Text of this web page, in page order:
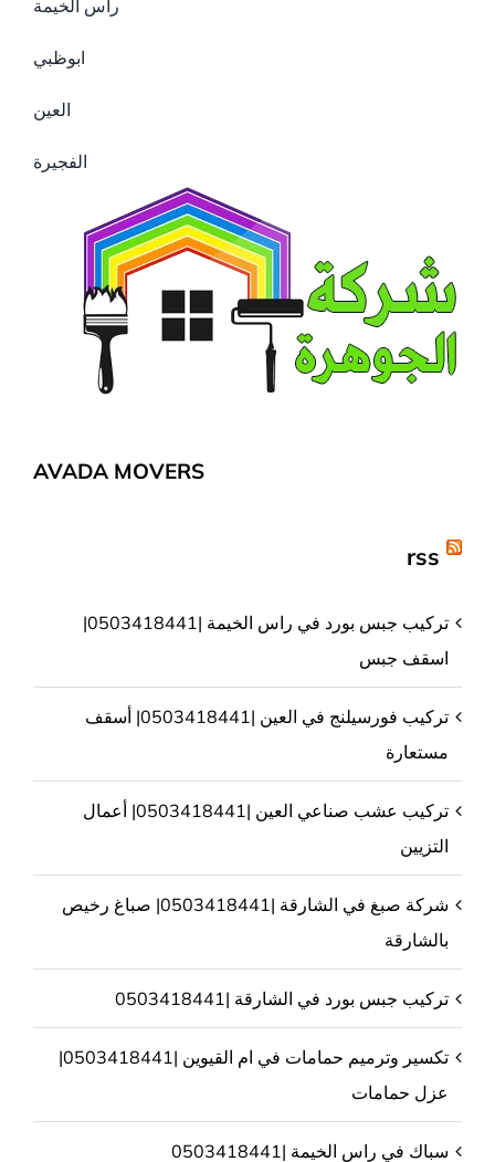
راس الخيمة
ابوظبي
العين
الفجيرة
AVADA MOVERS
rss
تركيب جبس بورد في راس الخيمة |0503418441|
اسقف جبس
تركيب فورسيلنج في العين |0503418441| أسقف
مستعارة
تركيب عشب صناعي العين |0503418441| أعمال
التزيين
شركة صبغ في الشارقة |0503418441| صباغ رخيص
بالشارقة
تركيب جبس بورد في الشارقة |0503418441
تكسير وترميم حمامات في ام القيوين |0503418441|
عزل حمامات
سباك في راس الخيمة |0503418441